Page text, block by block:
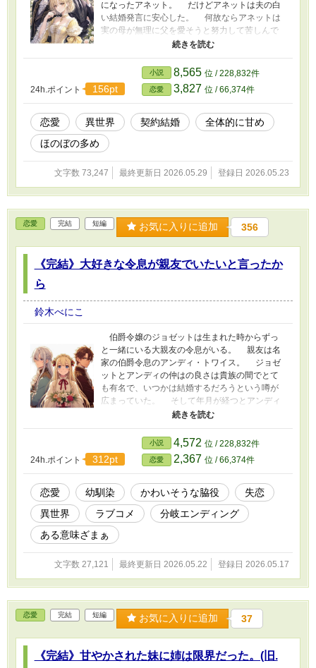
になったアネット。 だけどアネットは夫の白
い結婚発言に安心した。 何故ならアネットは
実の母が無理に父を愛そうと努力して苦しんで
いる姿を見てきたので、夫の白い結婚発言はア
結婚の後に離婚のお互い愛さないし執着しない
契約をしたアネットとイーサンはビジネスパー
トナーとして仲の良い夫婦を外では演じる事と
なる。 代々伯爵家に仕える夫の乳兄弟で執事
のロビンから伯爵夫人の仕事を学びながら共に
伯爵領の運営をする事になる。 融通が効かな
いロビンと日々衝突しながらも、徐々に仕事仲
た。 そして月日が経つと信頼関係が生まれて
きてイーサンの心にも変化が…。 ーーーーーー
ーーーーーーーーーーー 友人との合作になりま
す。 というかほぼ友人が仕上げてくれました。
24h.ポイント 156pt
小説 8,565 位 / 228,832件
恋愛 3,827 位 / 66,374件
恋愛 異世界 契約結婚
全体的に甘め
ほのぼの多め
文字数 73,247 最終更新日 2026.05.29 登録日 2026.05.23
恋愛 完結 短編 お気に入りに追加 356
《完結》大好きな令息が親友でいたいと言ったか
ら
鈴木べにこ
伯爵令嬢のジョゼットは生まれた時からずっ
と一緒にいる大親友の令息がいる。 親友は名
家の伯爵令息のアンディ・トワイス。 ジョゼ
ットとアンディの仲はの良さは貴族の間でとて
も有名で、いつかは結婚するだろうという噂が
広まっていた。 そして年月が経つとアンディ
に先にジョゼットとは違う別の婚約者ができ
た。 だが、18歳になったジョゼットは２回目
の婚約破棄をされてしまう。 その原因はアン
ディとの関係を婚約者に誤解されてしまった
事。 流石に２回目ともなると婚活の為にアン
ディと距離を置こうと決心するが、アンディは
そうはいかず・・・・・。 --------------------- 友人
との合作になります。
24h.ポイント 312pt
小説 4,572 位 / 228,832件
恋愛 2,367 位 / 66,374件
恋愛 幼馴染 かわいそうな脇役
失恋
異世界
ラブコメ
分岐エンディング
ある意味ざまぁ
文字数 27,121 最終更新日 2026.05.22 登録日 2026.05.17
恋愛 完結 短編 お気に入りに追加 37
《完結》甘やかされた妹に姉は限界だった。(旧.